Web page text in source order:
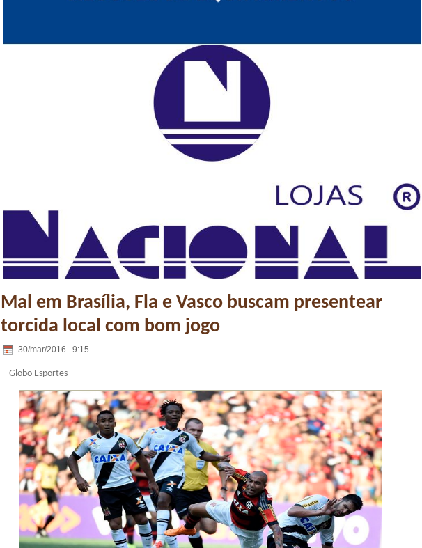
Mal em Brasília, Fla e Vasco buscam presentear
torcida local com bom jogo
30/mar/2016 . 9:15
Globo Esportes